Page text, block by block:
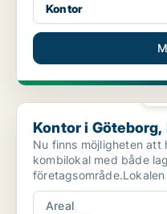
Kontor
Kontor i Göteborg, Mölndal
Kontor i Göteborg,
Nu finns möjligheten
kombilokal med både
fönstersättningen i
Areal